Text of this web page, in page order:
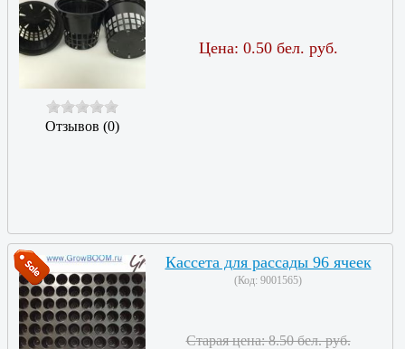
Отзывов (0)
Цена: 0.50 бел. руб.
Кассета для рассады 96 ячеек
(Код: 9001565)
Старая цена:8.50 бел. руб.